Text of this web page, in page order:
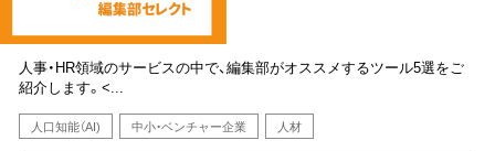
人事・HR領域のサービスの中で、編集部がオススメするツール5選をご
紹介します。<...
人口知能（AI) 中小・ベンチャー企業 人材